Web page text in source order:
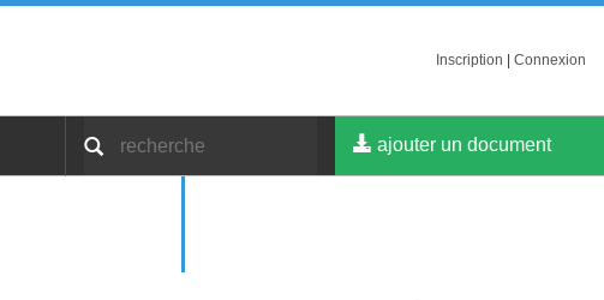
Inscription Connexion
ajouter un document